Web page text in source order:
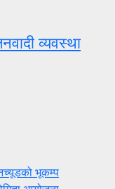
व्यवस्था
भूकम्प